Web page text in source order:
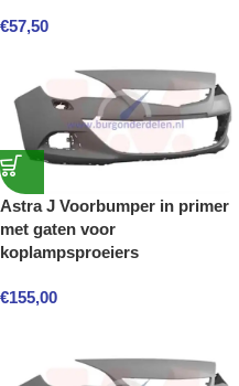
€57,50
Astra J Voorbumper in primer
met gaten voor
koplampsproeiers
€155,00